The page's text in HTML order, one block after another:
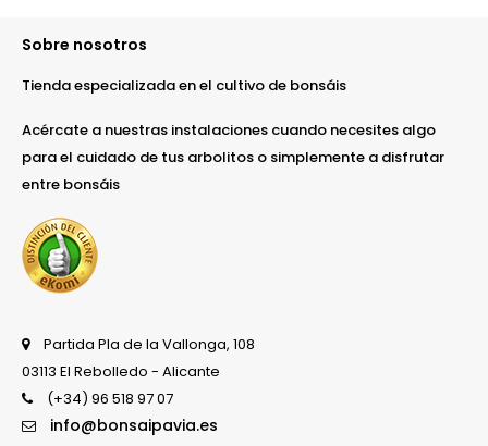
Sobre nosotros
Tienda especializada en el cultivo de bonsáis
Acércate a nuestras instalaciones cuando necesites algo
para el cuidado de tus arbolitos o simplemente a disfrutar
entre bonsáis
Partida Pla de la Vallonga, 108
03113 El Rebolledo - Alicante
(+34) 96 518 97 07
info@bonsaipavia.es